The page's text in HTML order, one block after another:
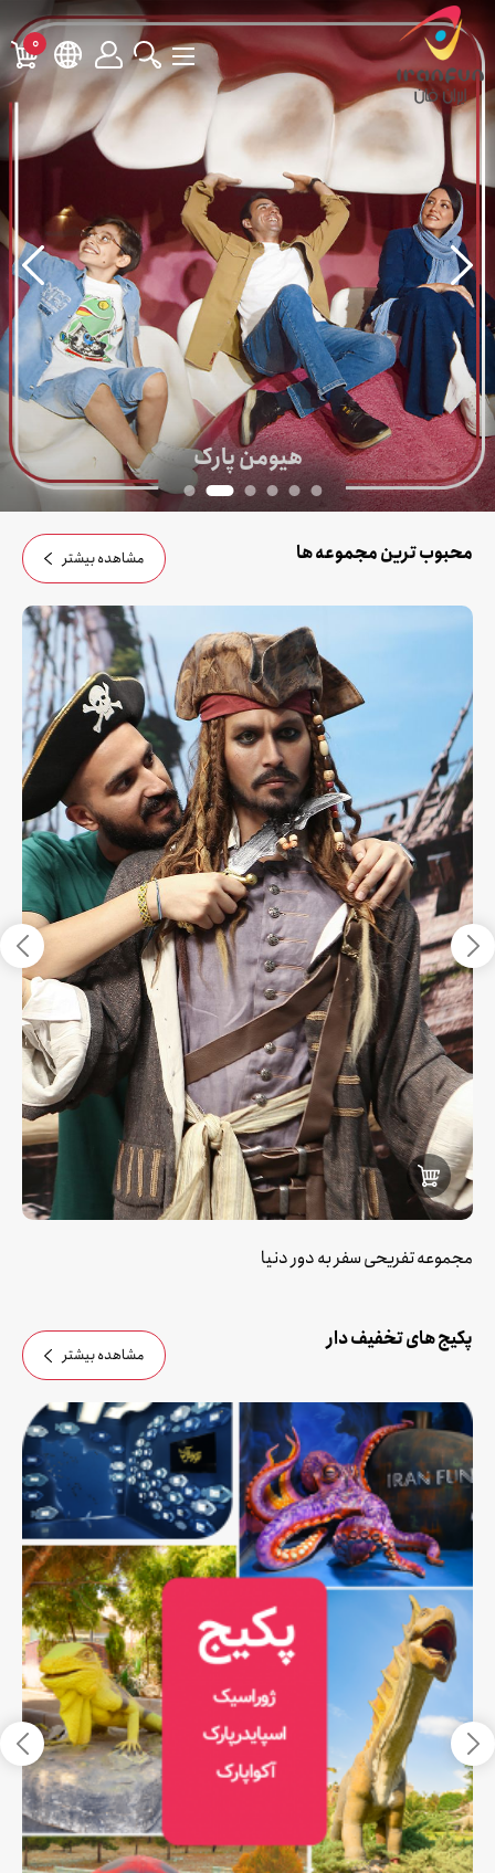
0
هیومن پارک
محبوب ترین مجموعه ها مشاهده بیشتر
مجموعه تفریحی سفر به دور دنیا
پکیج های تخفیف دار
مشاهده بیشتر